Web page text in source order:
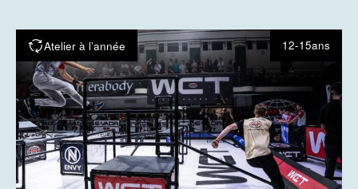
Atelier à l’année 12-15ans